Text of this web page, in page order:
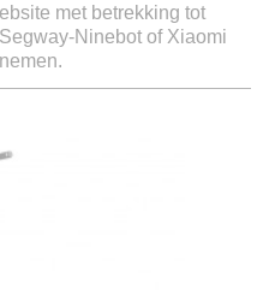
met betrekking tot
Ninebot of Xiaomi